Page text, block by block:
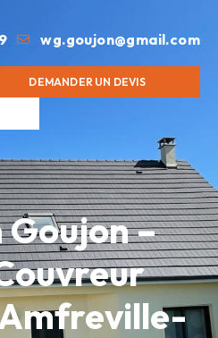
wg.goujon@gmail.com
DEMANDER UN DEVIS
–